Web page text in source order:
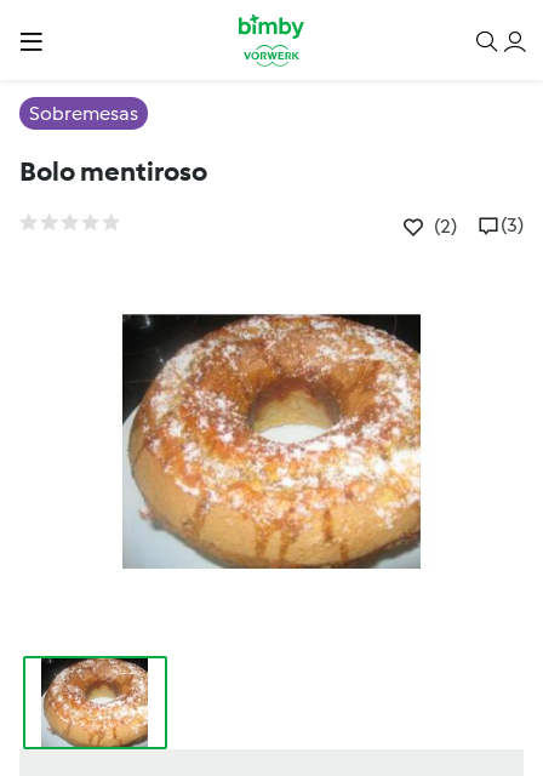
Sobremesas
Bolo mentiroso
(2) (3)